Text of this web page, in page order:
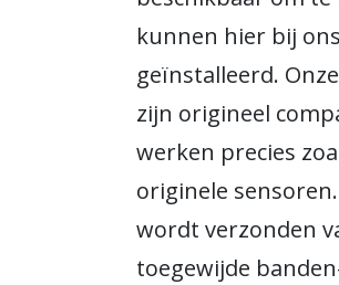
kunnen hier bij
geïnstalleerd.
zijn origineel
werken precies
originele
wordt verzonden
toegewijde